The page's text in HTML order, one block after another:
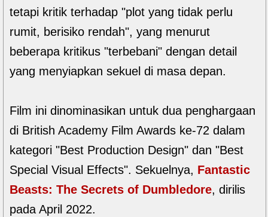
tetapi kritik terhadap "plot yang tidak perlu
rumit, berisiko rendah", yang menurut
beberapa kritikus "terbebani" dengan detail
yang menyiapkan sekuel di masa depan.
Film ini dinominasikan untuk dua penghargaan
di British Academy Film Awards ke-72 dalam
kategori "Best Production Design" dan "Best
Special Visual Effects". Sekuelnya, Fantastic
Beasts: The Secrets of Dumbledore, dirilis
pada April 2022.